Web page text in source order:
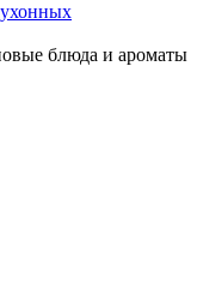
блюда и ароматы